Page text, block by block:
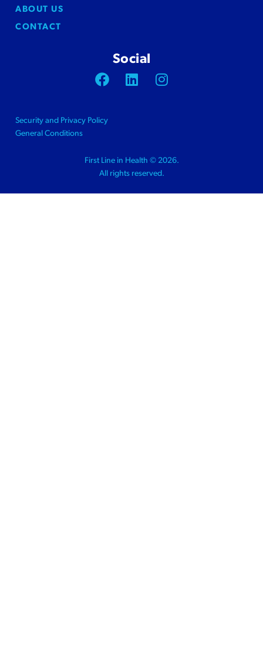
ABOUT US
CONTACT
Social
Security and Privacy Policy
General Conditions
First Line in Health © 2026.
All rights reserved.